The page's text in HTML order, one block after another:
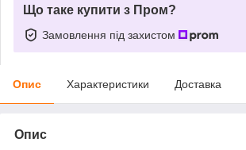
Що таке купити з Пром?
Замовлення під захистом
Опис Характеристики Доставка
Опис